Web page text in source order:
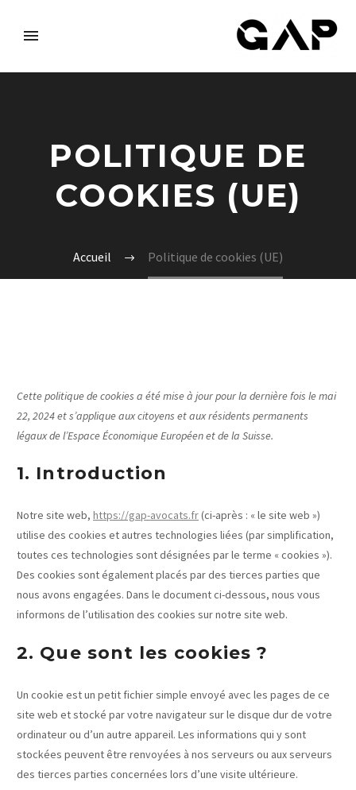
POLITIQUE DE
COOKIES (UE)
Accueil Politique de cookies (UE)
Cette politique de cookies a été mise à jour pour la dernière fois le mai
22, 2024 et s’applique aux citoyens et aux résidents permanents
légaux de l’Espace Économique Européen et de la Suisse.
1. Introduction
Notre site web, https://gap-avocats.fr(ci-après : « le site web »)
utilise des cookies et autres technologies liées (par simplification,
toutes ces technologies sont désignées par le terme « cookies »).
Des cookies sont également placés par des tierces parties que
nous avons engagées. Dans le document ci-dessous, nous vous
informons de l’utilisation des cookies sur notre site web.
2. Que sont les cookies ?
Un cookie est un petit fichier simple envoyé avec les pages de ce
site web et stocké par votre navigateur sur le disque dur de votre
ordinateur ou d’un autre appareil. Les informations qui y sont
stockées peuvent être renvoyées à nos serveurs ou aux serveurs
des tierces parties concernées lors d’une visite ultérieure.